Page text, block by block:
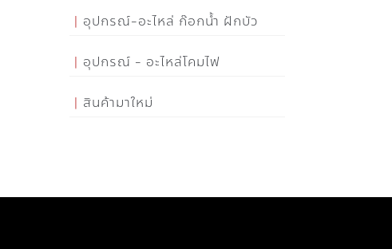
อุปกรณ์-อะไหล่ ก๊อกน้ำ ฝักบัว
อุปกรณ์ - อะไหล่โคมไฟ
สินค้ามาใหม่